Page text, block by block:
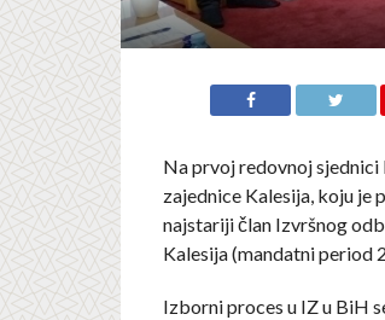
Na prvoj redovnoj
zajednice Kalesija, koju je
najstariji član Izvršnog
Kalesija (mandatni period
Izborni proces u IZ u BiH